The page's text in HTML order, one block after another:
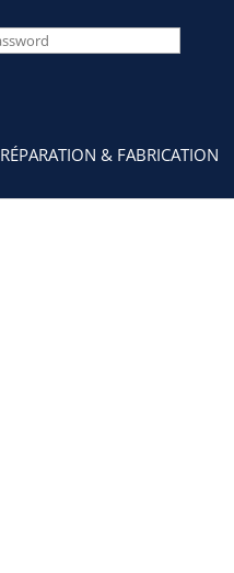
RÉPARATION & FABRICATION